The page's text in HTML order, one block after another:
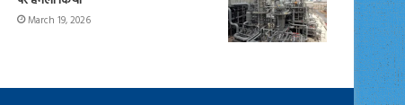
March 19, 2026